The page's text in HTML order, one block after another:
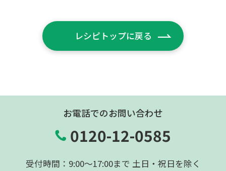
レシピトップに戻る
お電話でのお問い合わせ
0120-12-0585
受付時間：9:00〜17:00まで 土日・祝日を除く